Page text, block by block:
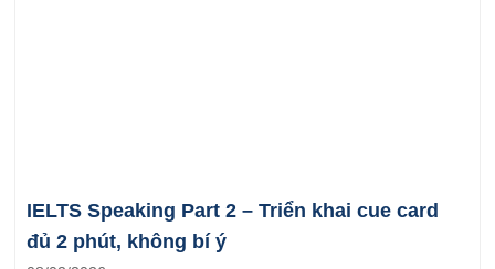
IELTS Speaking Part 2 – Triển khai cue card
đủ 2 phút, không bí ý